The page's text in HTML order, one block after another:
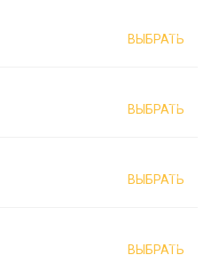
ВЫБРАТЬ
ВЫБРАТЬ
ВЫБРАТЬ
ВЫБРАТЬ